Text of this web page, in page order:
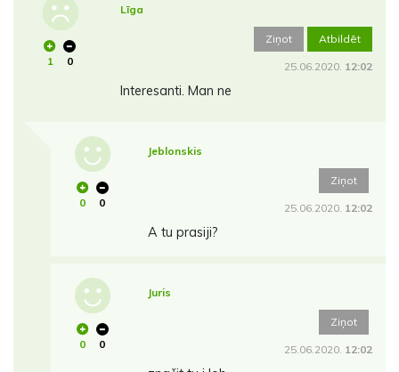
1 0
Līga
Ziņot Atbildēt
25.06.2020. 12:02
Interesanti. Man ne
0 0
Jeblonskis
Ziņot
25.06.2020. 12:02
A tu prasiji?
0 0
Juris
Ziņot
25.06.2020. 12:02